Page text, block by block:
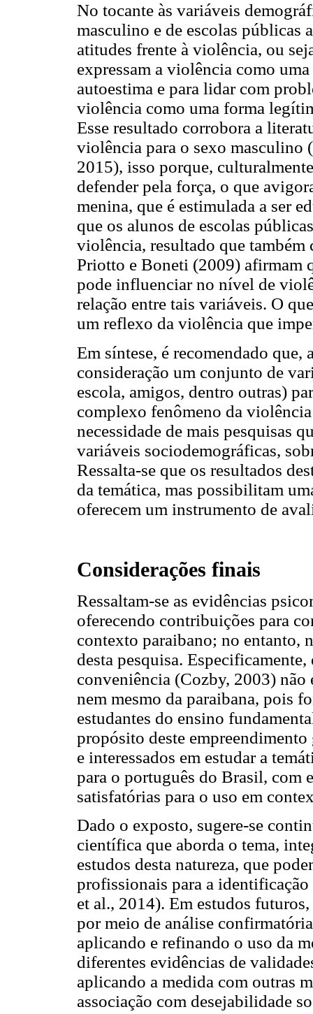
No tocante às variáveis
masculino e de escolas públicas
atitudes frente à violência, ou
expressam a violência como
autoestima e para lidar com
violência como uma forma
Esse resultado corrobora a
violência para o sexo
2015), isso porque,
defender pela força, o que
menina, que é estimulada a ser
que os alunos de escolas
violência, resultado que
Priotto e Boneti (2009) afirmam
pode influenciar no nível de
relação entre tais variáveis. O
um reflexo da violência que
Em síntese, é recomendado que,
consideração um conjunto de
escola, amigos, dentro outras)
complexo fenômeno da
necessidade de mais pesquisas
variáveis sociodemográficas,
Ressalta-se que os resultados
da temática, mas possibilitam
oferecem um instrumento de
Considerações finais
Ressaltam-se as evidências
oferecendo contribuições para
contexto paraibano; no entanto,
desta pesquisa.
conveniência (Cozby, 2003) não
nem mesmo da paraibana, pois
estudantes do ensino
propósito deste
e interessados em estudar a
para o português do Brasil, com
satisfatórias para o uso em
Dado o exposto, sugere-se
científica que aborda o tema,
estudos desta natureza, que
profissionais para a
et al., 2014). Em estudos
por meio de análise
aplicando e refinando o uso da
diferentes evidências de
aplicando a medida com outras
associação com desejabilidade